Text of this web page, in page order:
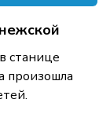
станице
произошла